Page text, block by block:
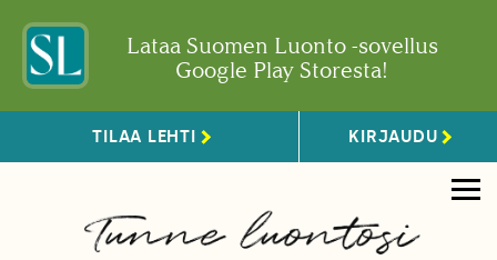
Lataa Suomen Luonto -sovellus
Google Play Storesta!
TILAA LEHTI KIRJAUDU